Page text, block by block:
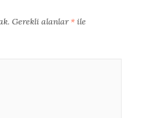
Gerekli alanlar* ile